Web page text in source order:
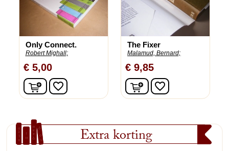
Extra korting
Only Connect.
Robert Mighall;
€ 5,00
In winkelwagen
favorite_border
The Fixer
Malamud, Bernard;
€ 9,85
In winkelwagen
favorite_border